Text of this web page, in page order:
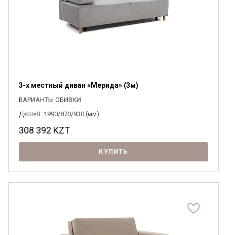
3-х местный диван «Мерида» (3м)
ВАРИАНТЫ ОБИВКИ
Д×Ш×В: 1990/870/930 (мм)
308 392 KZT
КУПИТЬ